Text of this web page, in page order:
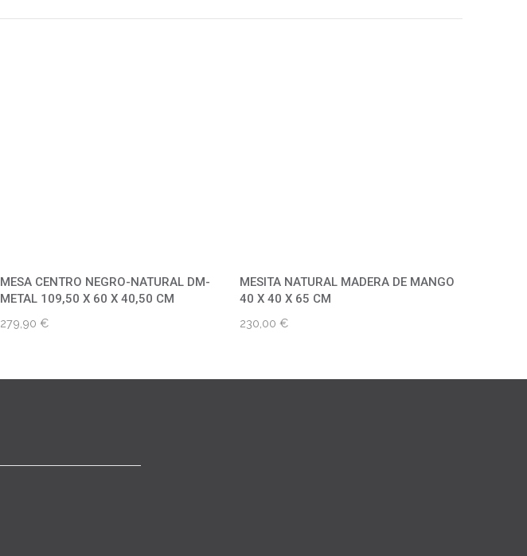
MESA CENTRO NEGRO-NATURAL DM-
METAL 109,50 X 60 X 40,50 CM
279,90 €
MESITA NATURAL MADERA DE MANGO
40 X 40 X 65 CM
230,00 €